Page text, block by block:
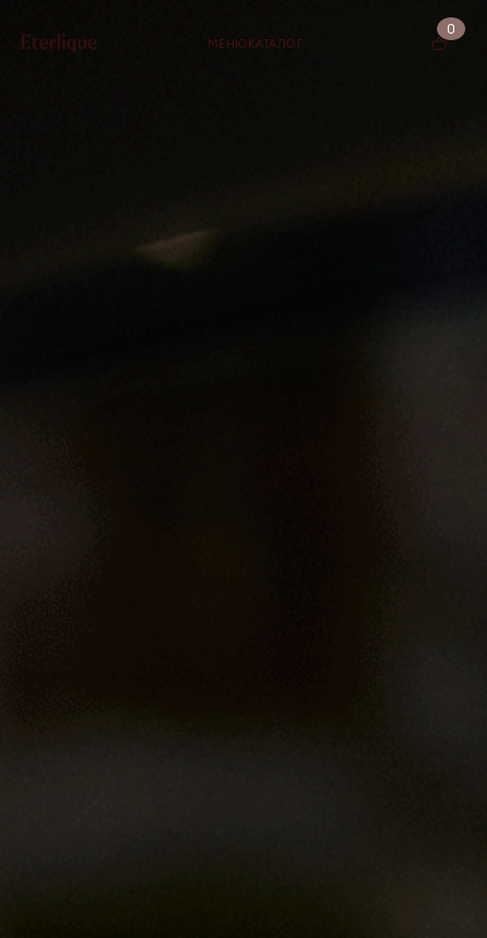
МЕНЮКАТАЛОГ
0
КОРЗИНА (0)